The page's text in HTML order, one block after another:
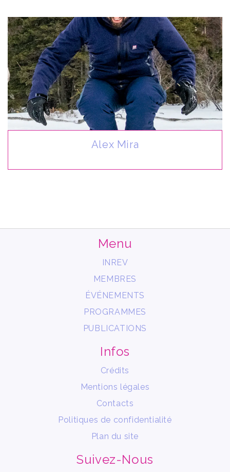
Alex Mira
Menu
INREV
MEMBRES
ÉVÉNEMENTS
PROGRAMMES
PUBLICATIONS
Infos
Crédits
Mentions légales
Contacts
Politiques de confidentialité
Plan du site
Suivez-Nous